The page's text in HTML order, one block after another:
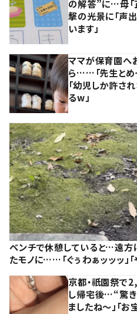
の解答”に…母「
撃の光景に「声出
います」
ママが保育園
ら……「先生とめ
「幼児しか許さ
るw」
ベンチで休憩していると…遠方
たモノに……「ぐぅわぁッッッ」
京都・祇園祭で
し帰宅後…“驚
ましたね～」「お